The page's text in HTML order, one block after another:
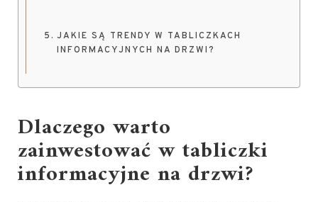
JAKIE SĄ TRENDY W TABLICZKACH
INFORMACYJNYCH NA DRZWI?
Dlaczego warto
zainwestować w tabliczki
informacyjne na drzwi?